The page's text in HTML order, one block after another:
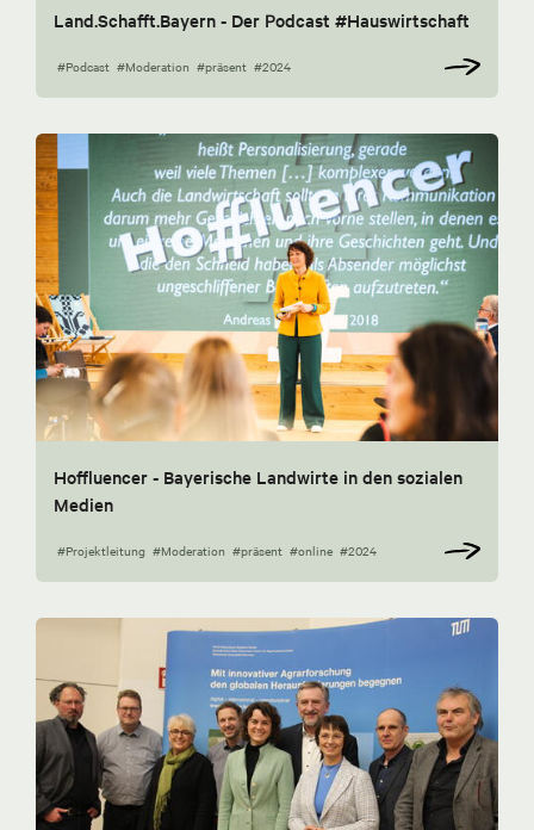
Land.Schafft.Bayern - Der Podcast #Hauswirtschaft
#Podcast #Moderation #präsent #2024
Hoffluencer - Bayerische Landwirte in den sozialen
Medien
#Projektleitung #Moderation #präsent #online #2024